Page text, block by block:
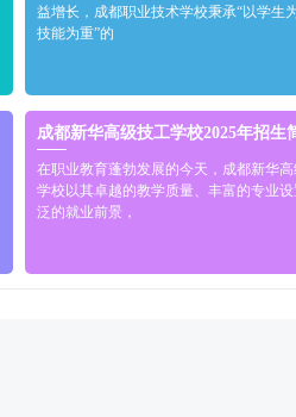
益增长，成都职业技术学校秉承“以学生
技能为重”的
成都新华高级技工学校2025年招生
在职业教育蓬勃发展的今天，成都新华高
学校以其卓越的教学质量、丰富的专业
泛的就业前景，